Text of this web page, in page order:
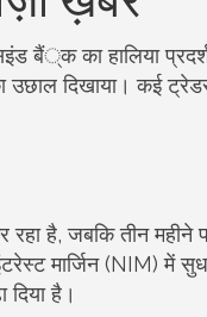
बैं्क का हालिया
दिखाया। कई
है, जबकि तीन महीने
मार्जिन (NIM) में
दिया है।